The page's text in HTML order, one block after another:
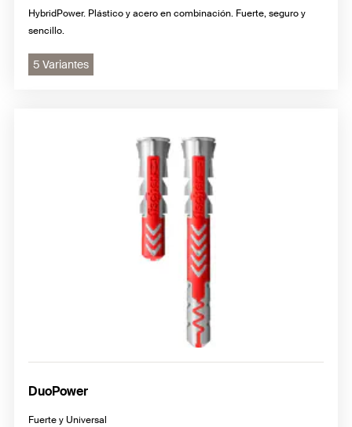
HybridPower. Plástico y acero en combinación. Fuerte, seguro y
sencillo.
5 Variantes
DuoPower
Fuerte y Universal